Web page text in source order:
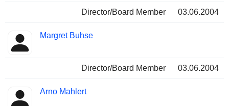
Director/Board Member 03.06.2004
Margret Buhse
Director/Board Member 03.06.2004
Arno Mahlert